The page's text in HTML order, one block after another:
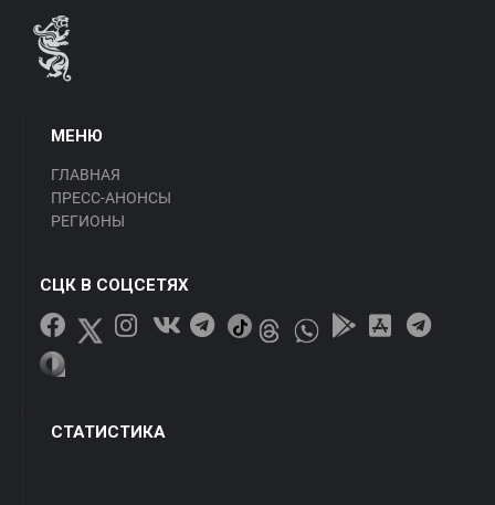
МЕНЮ
ГЛАВНАЯ
ПРЕСС-АНОНСЫ
РЕГИОНЫ
СЦК В СОЦСЕТЯХ
СТАТИСТИКА